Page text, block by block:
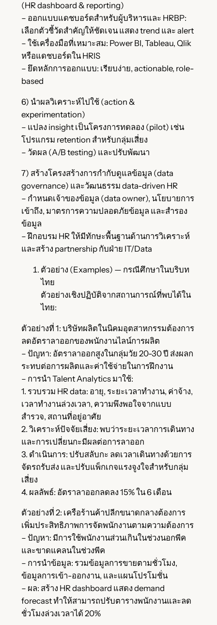
(HR dashboard & reporting)
– ออกแบบแดชบอร์ดสำหรับผู้บริหารและ HRBP:
เลือกตัวชี้วัดสำคัญให้ชัดเจน แสดง trend และ alert
– ใช้เครื่องมือที่เหมาะสม: Power BI, Tableau, Qlik
หรือแดชบอร์ดใน HRIS
– ยึดหลักการออกแบบ: เรียบง่าย, actionable, role-
based
6) นำผลวิเคราะห์ไปใช้ (action &
experimentation)
– แปลง insight เป็นโครงการทดลอง (pilot) เช่น
โปรแกรม retention สำหรับกลุ่มเสี่ยง
– วัดผล (A/B testing) และปรับพัฒนา
7) สร้างโครงสร้างการกำกับดูแลข้อมูล (data
governance) และวัฒนธรรม data-driven HR
– กำหนดเจ้าของข้อมูล (data owner), นโยบายการ
เข้าถึง, มาตรการความปลอดภัยข้อมูล และสำรอง
ข้อมูล
– ฝึกอบรม HR ให้มีทักษะพื้นฐานด้านการวิเคราะห์
และสร้าง partnership กับฝ่าย IT/Data
ตัวอย่าง (Examples) — กรณีศึกษาในบริบท
ไทย
ตัวอย่างเชิงปฏิบัติจากสถานการณ์ที่พบได้ใน
ไทย:
ตัวอย่างที่ 1: บริษัทผลิตในนิคมอุตสาหกรรมต้องการ
ลดอัตราลาออกของพนักงานไลน์การผลิต
– ปัญหา: อัตราลาออกสูงในกลุ่มวัย 20-30 ปี ส่งผลก
ระทบต่อการผลิตและค่าใช้จ่ายในการฝึกงาน
– การนำ Talent Analytics มาใช้:
1. รวบรวม HR data: อายุ, ระยะเวลาทำงาน, ค่าจ้าง,
เวลาทำงานล่วงเวลา, ความพึงพอใจจากแบบ
สำรวจ, สถานที่อยู่อาศัย
2. วิเคราะห์ปัจจัยเสี่ยง: พบว่าระยะเวลาการเดินทาง
และการเปลี่ยนกะมีผลต่อการลาออก
3. ดำเนินการ: ปรับสลับกะ ลดเวลาเดินทางด้วยการ
จัดรถรับส่ง และปรับแพ็กเกจแรงจูงใจสำหรับกลุ่ม
เสี่ยง
4. ผลลัพธ์: อัตราลาออกลดลง 15% ใน 6 เดือน
ตัวอย่างที่ 2: เครือร้านค้าปลีกขนาดกลางต้องการ
เพิ่มประสิทธิภาพการจัดพนักงานตามความต้องการ
– ปัญหา: มีการใช้พนักงานส่วนเกินในช่วงนอกพีค
และขาดแคลนในช่วงพีค
– การนำข้อมูล: รวมข้อมูลการขายตามชั่วโมง,
ข้อมูลการเข้า-ออกงาน, และแผนโปรโมชั่น
– ผล: สร้าง HR dashboard แสดง demand
forecast ทำให้สามารถปรับตารางพนักงานและลด
ชั่วโมงล่วงเวลาได้ 20%